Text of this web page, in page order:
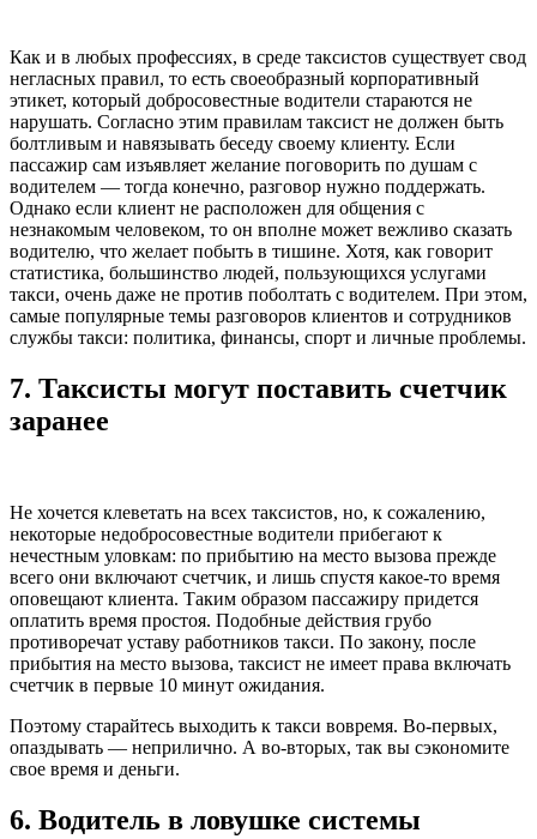
Как и в любых профессиях, в среде таксистов существует свод
негласных правил, то есть своеобразный корпоративный
этикет, который добросовестные водители стараются не
нарушать. Согласно этим правилам таксист не должен быть
болтливым и навязывать беседу своему клиенту. Если
пассажир сам изъявляет желание поговорить по душам с
водителем — тогда конечно, разговор нужно поддержать.
Однако если клиент не расположен для общения с
незнакомым человеком, то он вполне может вежливо сказать
водителю, что желает побыть в тишине. Хотя, как говорит
статистика, большинство людей, пользующихся услугами
такси, очень даже не против поболтать с водителем. При этом,
самые популярные темы разговоров клиентов и сотрудников
службы такси: политика, финансы, спорт и личные проблемы.
7. Таксисты могут поставить счетчик
заранее
Не хочется клеветать на всех таксистов, но, к сожалению,
некоторые недобросовестные водители прибегают к
нечестным уловкам: по прибытию на место вызова прежде
всего они включают счетчик, и лишь спустя какое-то время
оповещают клиента. Таким образом пассажиру придется
оплатить время простоя. Подобные действия грубо
противоречат уставу работников такси. По закону, после
прибытия на место вызова, таксист не имеет права включать
счетчик в первые 10 минут ожидания.
Поэтому старайтесь выходить к такси вовремя. Во-первых,
опаздывать — неприлично. А во-вторых, так вы сэкономите
свое время и деньги.
6. Водитель в ловушке системы